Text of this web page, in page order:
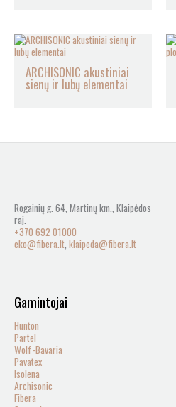
ARCHISONIC akustiniai
sienų ir lubų elementai
Rogainių g. 64, Martinų km., Klaipėdos
raj.
+370 692 01000
eko@fibera.lt klaipeda@fibera.lt
Gamintojai
Hunton
Partel
Wolf-Bavaria
Pavatex
Isolena
Archisonic
Fibera